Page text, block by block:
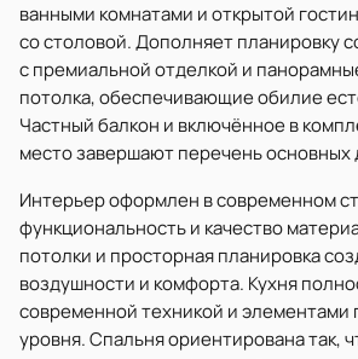
ванными комнатами и открытой
со столовой. Дополняет планировку
с премиальной отделкой и
потолка, обеспечивающие обилие
Частный балкон и включённое в
место завершают перечень основных
Интерьер оформлен в современном
функциональность и качество
потолки и просторная планировка
воздушности и комфорта. Кухня
современной техникой и элементами
уровня. Спальня ориентирована так,